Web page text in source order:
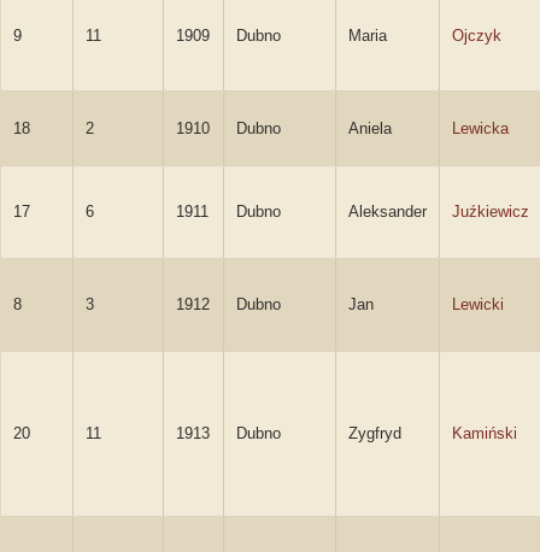
9 11 1909 Dubno Maria Ojczyk
18 2 1910 Dubno Aniela Lewicka
17 6 1911 Dubno Aleksander Juźkiewicz
8 3 1912 Dubno Jan Lewicki
20 11 1913 Dubno Zygfryd Kamiński